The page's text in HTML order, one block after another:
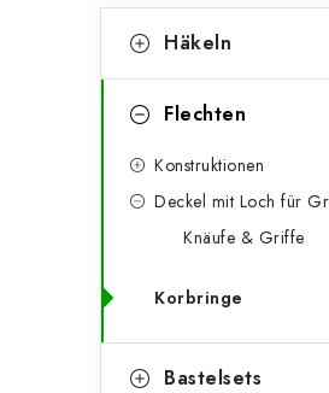
e
l
e
überspringen
a
i
e
Häkeln
Flechten
Konstruktionen
Deckel mit Loch für
Knäufe & Griffe
Korbringe
Bastelsets